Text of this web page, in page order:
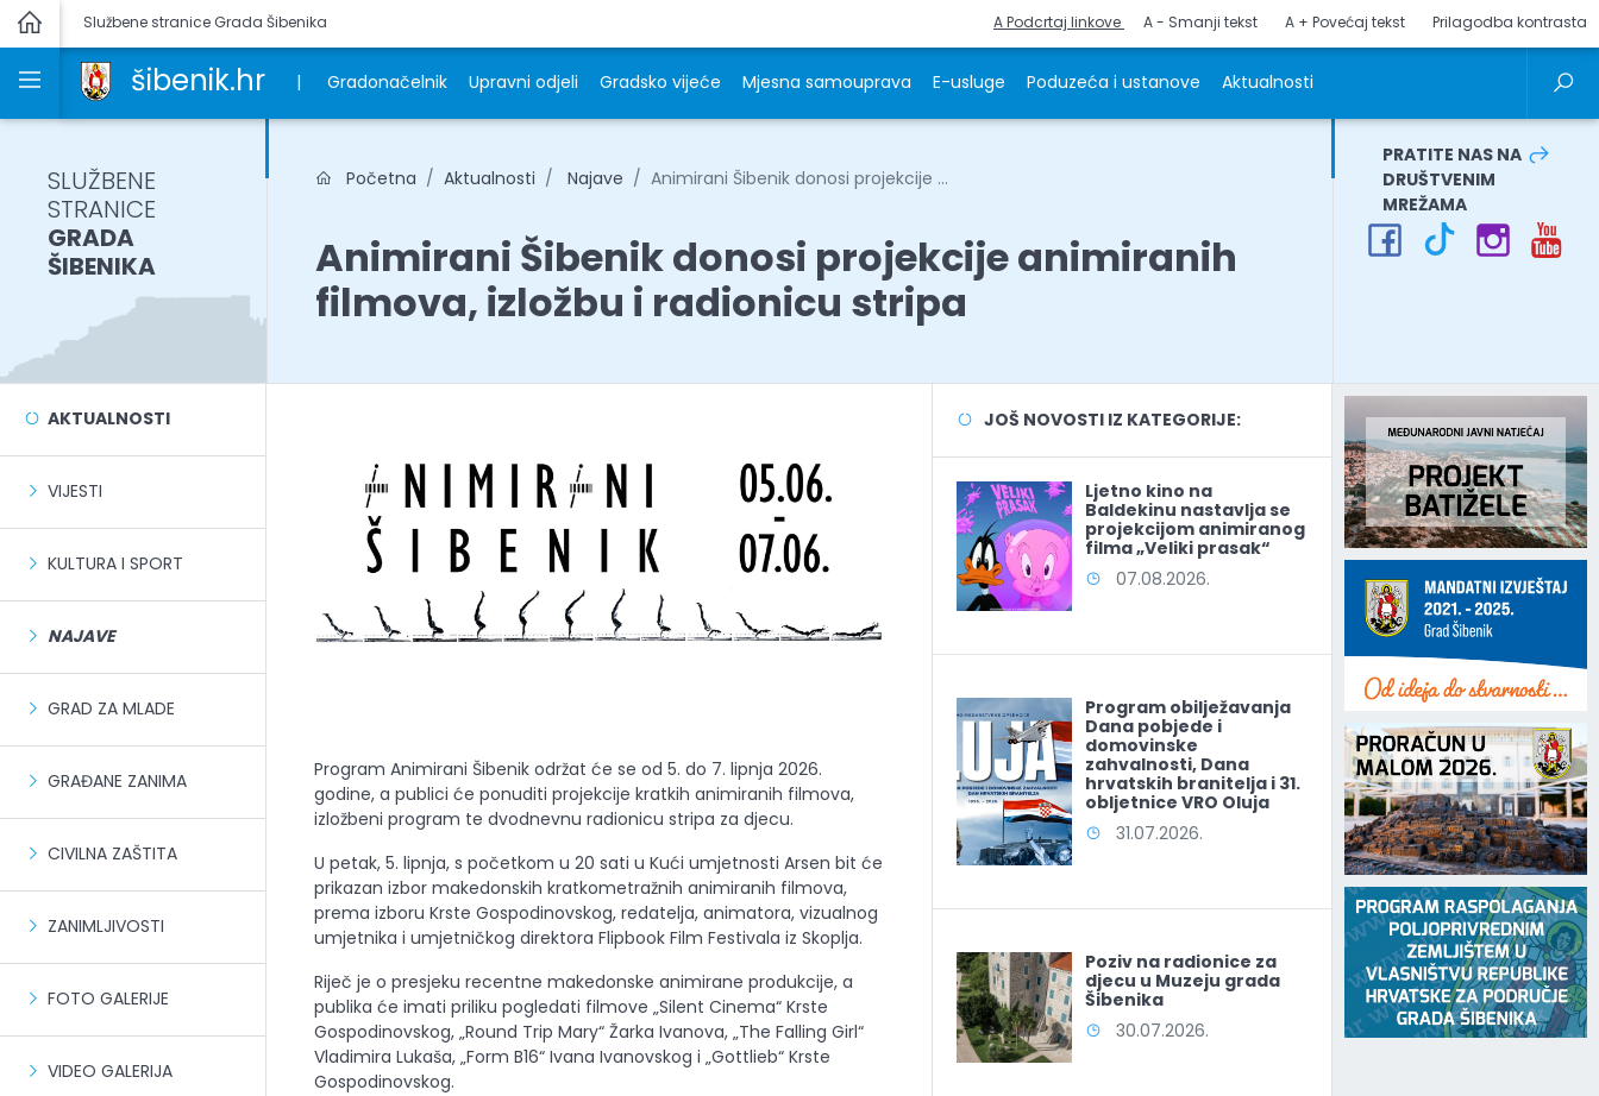
Službene stranice Grada Šibenika A Podcrtaj linkove A - Smanji tekst A + Povećaj tekst Prilagodba kontrasta
šibenik.hr | Gradonačelnik Upravni odjeli Gradsko vijeće Mjesna samouprava E-usluge Poduzeća i ustanove Aktualnosti
SLUŽBENE
STRANICE
GRADA
ŠIBENIKA
Početna Aktualnosti Najave Animirani Šibenik donosi projekcije ...
Animirani Šibenik donosi projekcije animiranih
filmova, izložbu i radionicu stripa
PRATITE NAS NA
DRUŠTVENIM
MREŽAMA
AKTUALNOSTI
VIJESTI
KULTURA I SPORT
NAJAVE
GRAD ZA MLADE
GRAĐANE ZANIMA
CIVILNA ZAŠTITA
ZANIMLJIVOSTI
FOTO GALERIJE
VIDEO GALERIJA
Program Animirani Šibenik održat će se od 5. do 7. lipnja 2026.
godine, a publici će ponuditi projekcije kratkih animiranih filmova,
izložbeni program te dvodnevnu radionicu stripa za djecu.
U petak, 5. lipnja, s početkom u 20 sati u Kući umjetnosti Arsen bit će
prikazan izbor makedonskih kratkometražnih animiranih filmova,
prema izboru Krste Gospodinovskog, redatelja, animatora, vizualnog
umjetnika i umjetničkog direktora Flipbook Film Festivala iz Skoplja.
Riječ je o presjeku recentne makedonske animirane produkcije, a
publika će imati priliku pogledati filmove „Silent Cinema“ Krste
Gospodinovskog, „Round Trip Mary“ Žarka Ivanova, „The Falling Girl“
Vladimira Lukaša, „Form B16“ Ivana Ivanovskog i „Gottlieb“ Krste
Gospodinovskog.
JOŠ NOVOSTI IZ KATEGORIJE:
Ljetno kino na
Baldekinu nastavlja se
projekcijom animiranog
filma „Veliki prasak“
07.08.2026.
Program obilježavanja
Dana pobjede i
domovinske
zahvalnosti, Dana
hrvatskih branitelja i 31.
obljetnice VRO Oluja
31.07.2026.
Poziv na radionice za
djecu u Muzeju grada
Šibenika
30.07.2026.